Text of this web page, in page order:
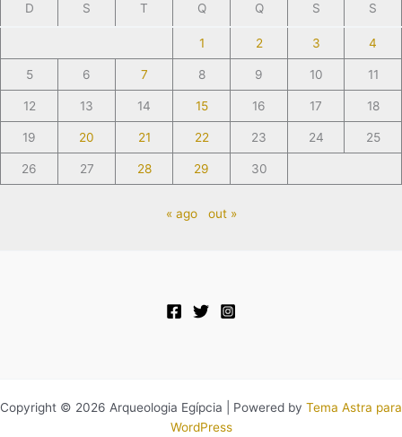
D S T Q Q S S
1 2 3 4
5 6 7 8 9 10 11
12 13 14 15 16 17 18
19 20 21 22 23 24 25
26 27 28 29 30
« ago out »
Copyright © 2026 Arqueologia Egípcia | Powered by Tema Astra para
WordPress